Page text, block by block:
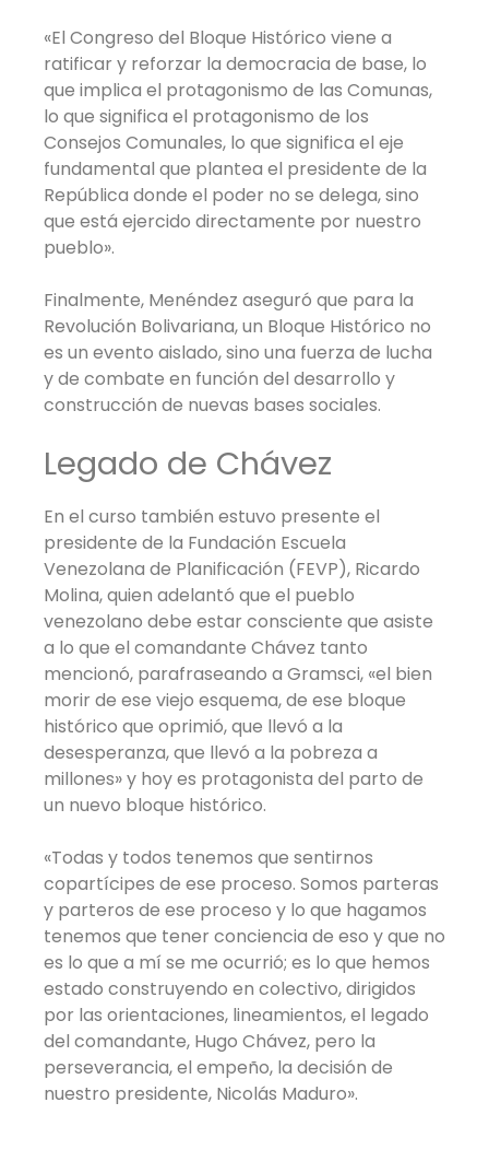
«El Congreso del Bloque Histórico viene a
ratificar y reforzar la democracia de base, lo
que implica el protagonismo de las Comunas,
lo que significa el protagonismo de los
Consejos Comunales, lo que significa el eje
fundamental que plantea el presidente de la
República donde el poder no se delega, sino
que está ejercido directamente por nuestro
pueblo».
Finalmente, Menéndez aseguró que para la
Revolución Bolivariana, un Bloque Histórico no
es un evento aislado, sino una fuerza de lucha
y de combate en función del desarrollo y
construcción de nuevas bases sociales.
Legado de Chávez
En el curso también estuvo presente el
presidente de la Fundación Escuela
Venezolana de Planificación (FEVP), Ricardo
Molina, quien adelantó que el pueblo
venezolano debe estar consciente que asiste
a lo que el comandante Chávez tanto
mencionó, parafraseando a Gramsci, «el bien
morir de ese viejo esquema, de ese bloque
histórico que oprimió, que llevó a la
desesperanza, que llevó a la pobreza a
millones» y hoy es protagonista del parto de
un nuevo bloque histórico.
«Todas y todos tenemos que sentirnos
copartícipes de ese proceso. Somos parteras
y parteros de ese proceso y lo que hagamos
tenemos que tener conciencia de eso y que no
es lo que a mí se me ocurrió; es lo que hemos
estado construyendo en colectivo, dirigidos
por las orientaciones, lineamientos, el legado
del comandante, Hugo Chávez, pero la
perseverancia, el empeño, la decisión de
nuestro presidente, Nicolás Maduro».